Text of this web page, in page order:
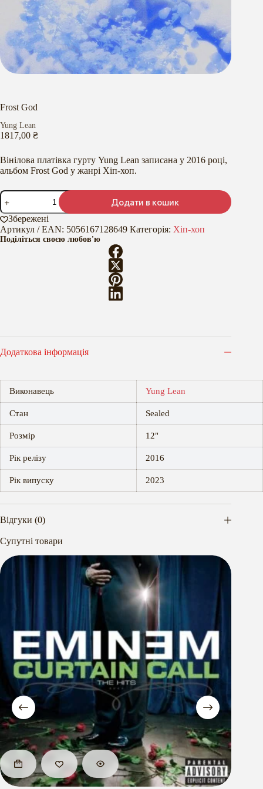
Frost God
Yung Lean
1817,00 ₴
Вінілова платівка гурту Yung Lean записана у 2016 році,
альбом Frost God у жанрі Хіп-хоп.
Frost
God
кількість
Додати в кошик
Збережені
Артикул / EAN: 5056167128649 Категорія: Хіп-хоп
Поділіться своєю любов'ю
Додаткова інформація
Виконавець Yung Lean
Стан Sealed
Розмір 12"
Рік релізу 2016
Рік випуску 2023
Відгуки (0)
Супутні товари